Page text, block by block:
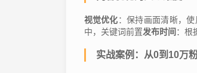
视觉优化：保持画面清晰，
中，关键词前置发布时间 ：根
实战案例：从0到10万